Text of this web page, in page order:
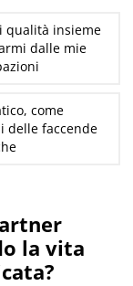
qualità insieme
dalle mie
come
delle faccende
la vita